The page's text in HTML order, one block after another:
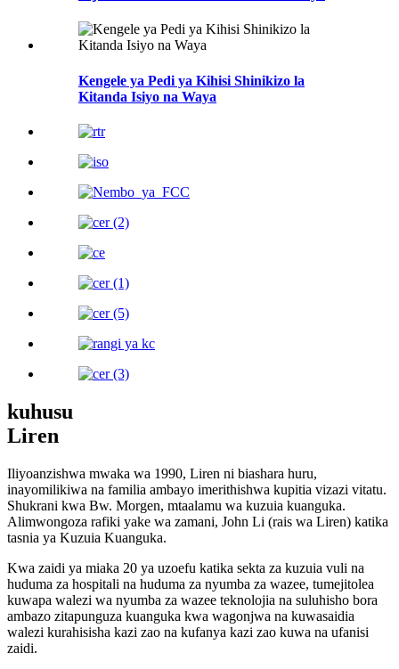
Kengele ya Pedi ya Kihisi Shinikizo la
Kitanda Isiyo na Waya
kuhusu
Liren
Iliyoanzishwa mwaka wa 1990, Liren ni biashara huru,
inayomilikiwa na familia ambayo imerithishwa kupitia vizazi vitatu.
Shukrani kwa Bw. Morgen, mtaalamu wa kuzuia kuanguka.
Alimwongoza rafiki yake wa zamani, John Li (rais wa Liren) katika
tasnia ya Kuzuia Kuanguka.
Kwa zaidi ya miaka 20 ya uzoefu katika sekta za kuzuia vuli na
huduma za hospitali na huduma za nyumba za wazee, tumejitolea
kuwapa walezi wa nyumba za wazee teknolojia na suluhisho bora
ambazo zitapunguza kuanguka kwa wagonjwa na kuwasaidia
walezi kurahisisha kazi zao na kufanya kazi zao kuwa na ufanisi
zaidi.